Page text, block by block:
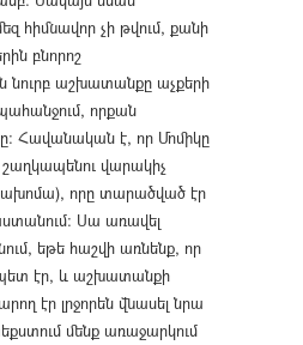
հիմնավոր չի թվում, քանի
բնորոշ
աշխատանքը աչքերի
պահանջում, որքան
Հավանական է, որ Մոմիկը
շաղկապենու վարակիչ
որը տարածված էր
Սա առավել
եթե հաշվի առնենք, որ
էր, և աշխատանքի
էր լրջորեն վնասել նրա
մենք առաջարկում